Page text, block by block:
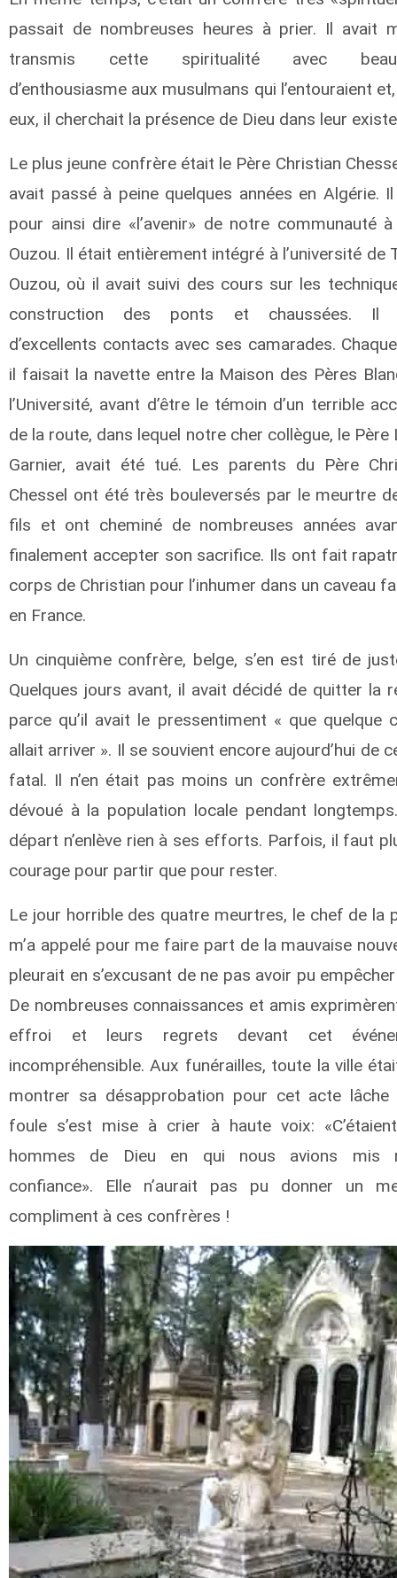
passait de nombreuses heures à prier. Il avait
transmis cette spiritualité avec
d’enthousiasme aux musulmans qui l’entouraient
eux, il cherchait la présence de Dieu dans leur
Le plus jeune confrère était le Père Christian
avait passé à peine quelques années en Algérie.
pour ainsi dire «l’avenir» de notre communauté
Ouzou. Il était entièrement intégré à l’université de
Ouzou, où il avait suivi des cours sur les
construction des ponts et chaussées. Il
d’excellents contacts avec ses camarades.
il faisait la navette entre la Maison des Pères
l’Université, avant d’être le témoin d’un terrible
de la route, dans lequel notre cher collègue, le Père
Garnier, avait été tué. Les parents du Père
Chessel ont été très bouleversés par le meurtre
fils et ont cheminé de nombreuses années
finalement accepter son sacrifice. Ils ont fait
corps de Christian pour l’inhumer dans un caveau
en France.
Un cinquième confrère, belge, s’en est tiré de
Quelques jours avant, il avait décidé de quitter la
parce qu’il avait le pressentiment « que quelque
allait arriver ». Il se souvient encore aujourd’hui de
fatal. Il n’en était pas moins un confrère
dévoué à la population locale pendant
départ n’enlève rien à ses efforts. Parfois, il faut
courage pour partir que pour rester.
Le jour horrible des quatre meurtres, le chef de la
m’a appelé pour me faire part de la mauvaise
pleurait en s’excusant de ne pas avoir pu
De nombreuses connaissances et amis
effroi et leurs regrets devant cet
incompréhensible. Aux funérailles, toute la ville
montrer sa désapprobation pour cet acte
foule s’est mise à crier à haute voix:
hommes de Dieu en qui nous avions mis
confiance». Elle n’aurait pas pu donner un
compliment à ces confrères !